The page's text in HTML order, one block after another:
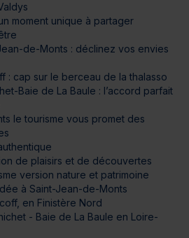
moment unique à partager
de-Monts : déclinez vos envies
: cap sur le berceau de la thalasso
Baie de La Baule : l’accord parfait
le tourisme vous promet des
de plaisirs et de découvertes
version nature et patrimoine
à Saint-Jean-de-Monts
en Finistère Nord
- Baie de La Baule en Loire-